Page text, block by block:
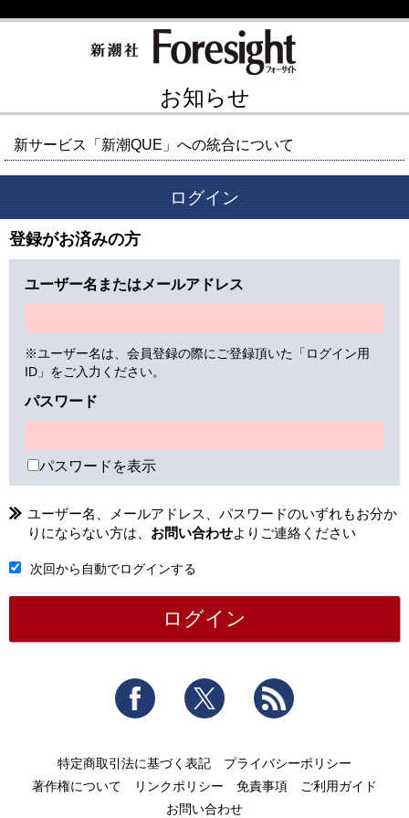
お知らせ
新サービス「新潮QUE」への統合について
ログイン
登録がお済みの方
ユーザー名またはメールアドレス
※ユーザー名は、会員登録の際にご登録頂いた「ログイン用
ID」をご入力ください。
パスワード
パスワードを表示
ユーザー名、メールアドレス、パスワードのいずれもお分か
りにならない方は、 お問い合わせよりご連絡ください
次回から自動でログインする
Facebook Twitter
特定商取引法に基づく表記
プライバシーポリシー
著作権について
リンクポリシー 免責事項
ご利用ガイド
お問い合わせ